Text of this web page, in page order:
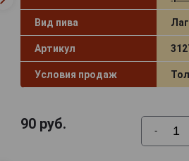
Вид пива
Артикул
Условия продаж
90руб. -